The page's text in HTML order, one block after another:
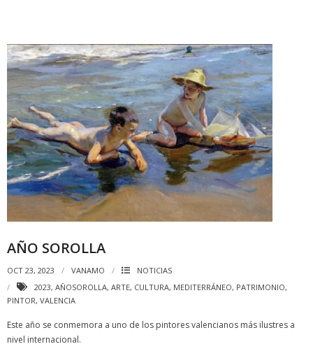
AÑO SOROLLA
OCT 23, 2023 VANAMO
NOTICIAS
2023, AÑOSOROLLA, ARTE, CULTURA, MEDITERRÁNEO, PATRIMONIO,
PINTOR, VALENCIA
Este año se conmemora a uno de los pintores valencianos más ilustres a
nivel internacional.